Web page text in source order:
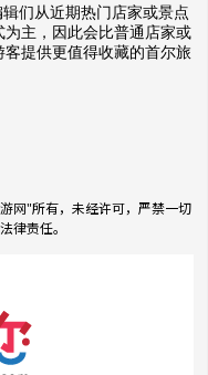
们从近期热门店家或景点
为主，因此会比普通店家或
提供更值得收藏的首尔旅
网"所有，未经许可，严禁一切
律责任。